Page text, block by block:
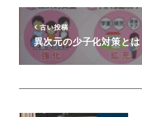
古い投稿
異次元の少子化対策とは